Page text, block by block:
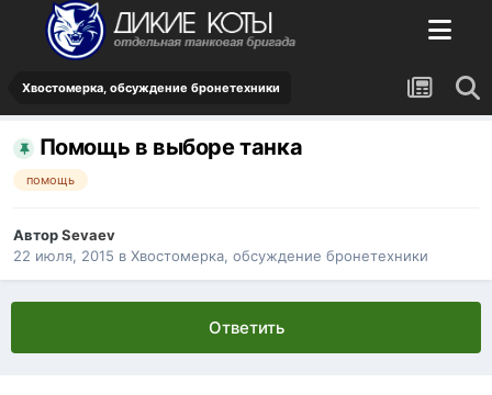
Хвостомерка, обсуждение бронетехники
Помощь в выборе танка
помощь
АвторSevaev
22 июля, 2015 в Хвостомерка, обсуждение бронетехники
Ответить